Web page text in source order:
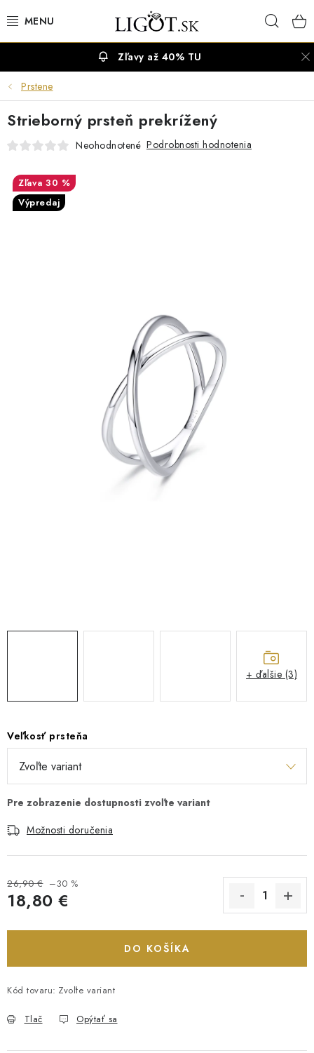
na
NÁHRDELNÍKY
PRSTENE
Vrátenie, výmena, reklamácia
Obchodné podmienky
Ochrana súkromia
Zľavy až 40% TU
Prstene
Veľkosť prsteňa
Možnosti doručenia
26,90 € –30 %
18,80 €
DO KOŠÍKA
Kód tovaru: Zvoľte variant
Tlač Opýtať sa
Strieborný prsteň prekrížený
Neohodnotené Podrobnosti hodnotenia
30 %
Výpredaj
+ ďalšie (3)